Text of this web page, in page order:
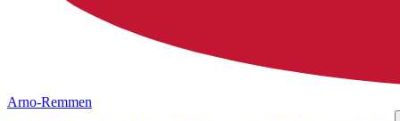
Arno-Remmen